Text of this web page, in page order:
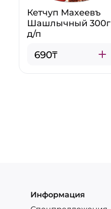
Кетчуп Махеевъ
Шашлычный 300г
д/п
690₸
Информация